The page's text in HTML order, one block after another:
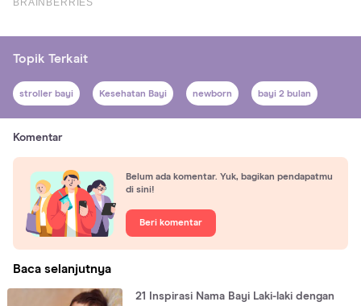
Topik Terkait
stroller bayi Kesehatan Bayi newborn bayi 2 bulan
Komentar
Belum ada komentar. Yuk, bagikan pendapatmu
di sini!
Beri komentar
Baca selanjutnya
21 Inspirasi Nama Bayi Laki-laki dengan